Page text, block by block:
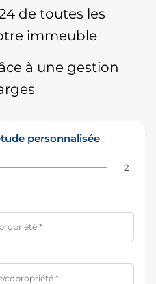
de toutes les
immeuble
à une gestion
personnalisée
2
*
copropriété *